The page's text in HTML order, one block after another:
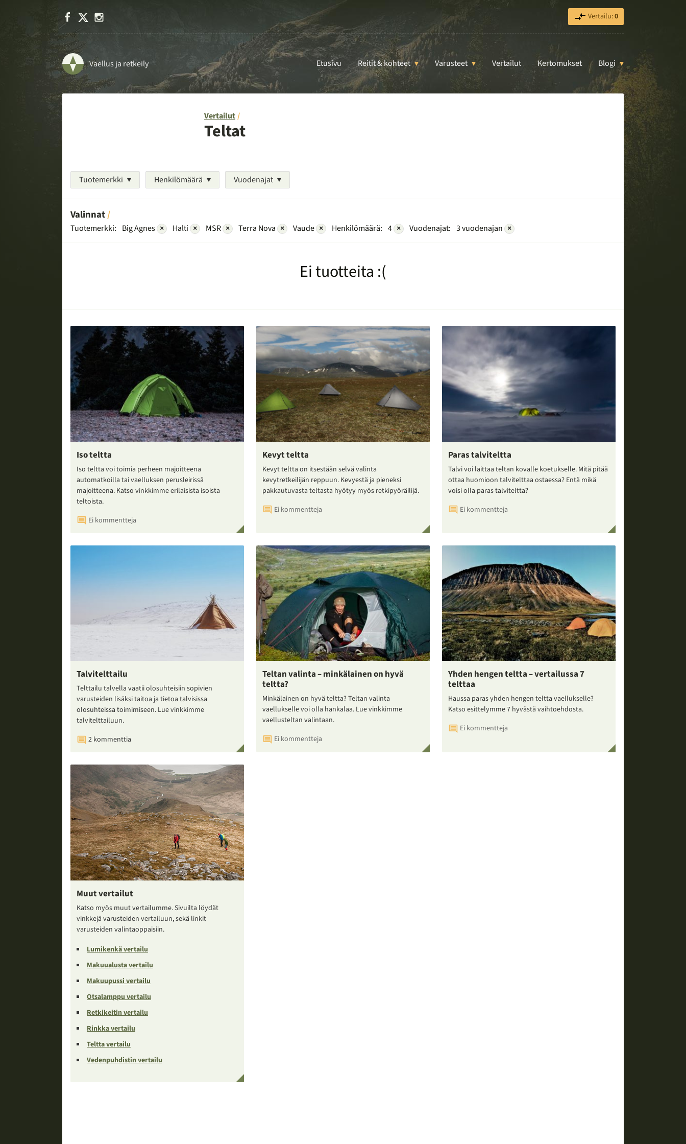
Facebook Vertailu:0
Vaellus ja retkeily Etusivu Reitit & kohteet Varusteet Vertailut Kertomukset Blogi
Vertailut
Teltat
Tuotemerkki Henkilömäärä Vuodenajat
Valinnat
Tuotemerkki: Big Agnes × Halti × MSR × Terra Nova × Vaude × Henkilömäärä: 4 × Vuodenajat: 3 vuodenajan ×
Ei tuotteita :(
Iso teltta
Iso teltta voi toimia perheen majoitteena
automatkoilla tai vaelluksen perusleirissä
majoitteena. Katso vinkkimme erilaisista isoista
teltoista.
Ei kommentteja
Kevyt teltta
Kevyt teltta on itsestään selvä valinta
kevytretkeilijän reppuun. Kevyestä ja pieneksi
pakkautuvasta teltasta hyötyy myös retkipyöräilijä.
Ei kommentteja
Paras talviteltta
Talvi voi laittaa teltan kovalle koetukselle. Mitä pitää
ottaa huomioon talvitelttaa ostaessa? Entä mikä
voisi olla paras talviteltta?
Ei kommentteja
Talvitelttailu
Telttailu talvella vaatii olosuhteisiin sopivien
varusteiden lisäksi taitoa ja tietoa talvisissa
olosuhteissa toimimiseen. Lue vinkkimme
talvitelttailuun.
2 kommenttia
Teltan valinta – minkälainen on hyvä
teltta?
Minkälainen on hyvä teltta? Teltan valinta
vaellukselle voi olla hankalaa. Lue vinkkimme
vaellusteltan valintaan.
Ei kommentteja
Yhden hengen teltta – vertailussa 7
telttaa
Haussa paras yhden hengen teltta vaellukselle?
Katso esittelymme 7 hyvästä vaihtoehdosta.
Ei kommentteja
Muut vertailut
Katso myös muut vertailumme. Sivuilta löydät
vinkkejä varusteiden vertailuun, sekä linkit
varusteiden valintaoppaisiin.
Lumikenkä vertailu
Makuualusta vertailu
Makuupussi vertailu
Otsalamppu vertailu
Retkikeitin vertailu
Rinkka vertailu
Teltta vertailu
Vedenpuhdistin vertailu